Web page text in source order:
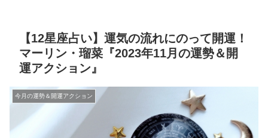
【12星座占い】運気の流れにのって開運！
マーリン・瑠菜『2023年11月の運勢＆開
運アクション』
今月の運勢＆開運アクション